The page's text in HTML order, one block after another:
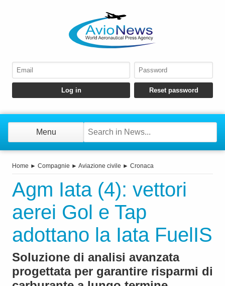
Menu
Home ► Compagnie ► Aviazione civile ► Cronaca
Agm Iata (4): vettori
aerei Gol e Tap
adottano la Iata FuelIS
Soluzione di analisi avanzata
progettata per garantire risparmi di